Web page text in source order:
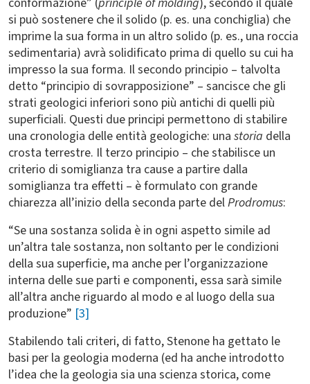
si può sostenere che il solido (p. es. una conchiglia) che
imprime la sua forma in un altro solido (p. es., una roccia
sedimentaria) avrà solidificato prima di quello su cui ha
impresso la sua forma. Il secondo principio – talvolta
detto “principio di sovrapposizione” – sancisce che gli
strati geologici inferiori sono più antichi di quelli più
superficiali. Questi due principi permettono di stabilire
una cronologia delle entità geologiche: una storia della
crosta terrestre. Il terzo principio – che stabilisce un
criterio di somiglianza tra cause a partire dalla
somiglianza tra effetti – è formulato con grande
chiarezza all’inizio della seconda parte delProdromus:
“Se una sostanza solida è in ogni aspetto simile ad
un’altra tale sostanza, non soltanto per le condizioni
della sua superficie, ma anche per l’organizzazione
interna delle sue parti e componenti, essa sarà simile
all’altra anche riguardo al modo e al luogo della sua
produzione” [3]
Stabilendo tali criteri, di fatto, Stenone ha gettato le
basi per la geologia moderna (ed ha anche introdotto
l’idea che la geologia sia una scienza storica, come